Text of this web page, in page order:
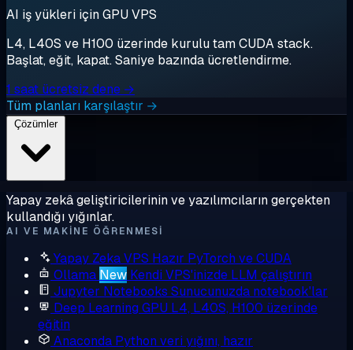
AI iş yükleri için GPU VPS
L4, L40S ve H100 üzerinde kurulu tam CUDA stack.
Başlat, eğit, kapat. Saniye bazında ücretlendirme.
1 saat ücretsiz dene →
Tüm planları karşılaştır →
Çözümler
Yapay zekâ geliştiricilerinin ve yazılımcıların gerçekten
kullandığı yığınlar.
AI VE MAKINE ÖĞRENMESI
Yapay Zeka VPS Hazır PyTorch ve CUDA
Ollama New Kendi VPS'inizde LLM çalıştırın
Jupyter Notebooks Sunucunuzda notebook'lar
Deep Learning GPU L4, L40S, H100 üzerinde
eğitin
Anaconda Python veri yığını, hazır